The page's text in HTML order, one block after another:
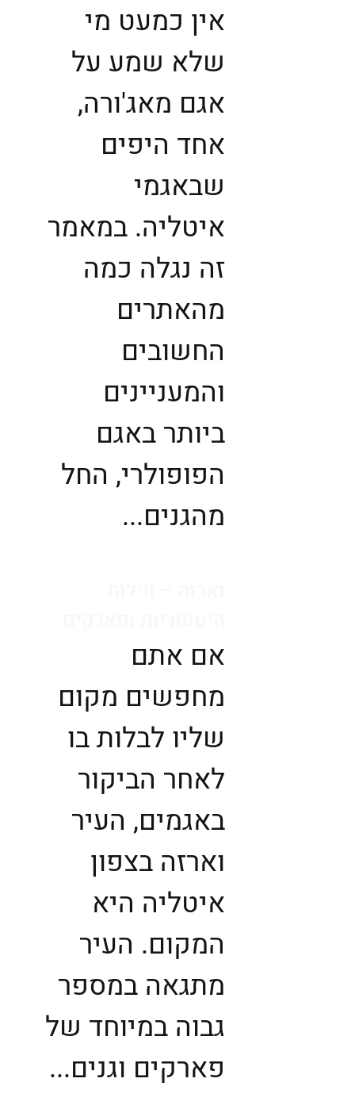
אין כמעט מי
שלא שמע על
אגם מאג'ורה,
אחד היפים
שבאגמי
איטליה. במאמר
זה נגלה כמה
מהאתרים
החשובים
והמעניינים
ביותר באגם
הפופולרי, החל
מהגנים...
אם אתם
מחפשים מקום
שליו לבלות בו
לאחר הביקור
באגמים, העיר
וארזה בצפון
איטליה היא
המקום. העיר
מתגאה במספר
גבוה במיוחד של
פארקים וגנים...